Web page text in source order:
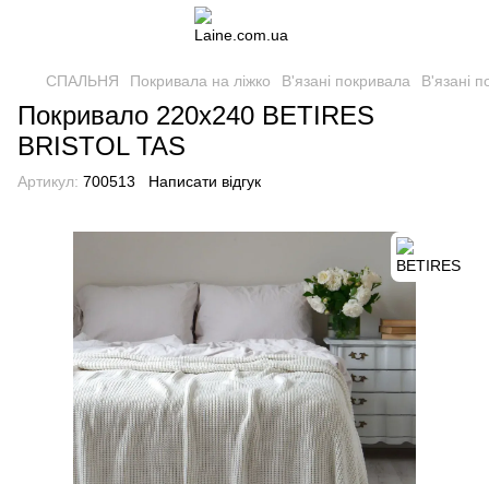
СПАЛЬНЯ Покривала на ліжко В'язані покривала В'язані
Покривало 220х240 BETIRES
BRISTOL TAS
Артикул: 700513 Написати відгук